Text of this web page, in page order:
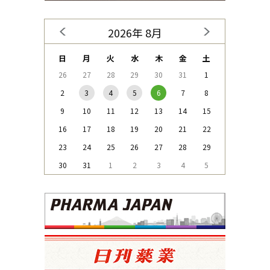
2026年 8月
日 月 火 水 木 金 土
26 27 28 29 30 31
1
2
3 4 5 6 7
8
9
10 11 12 13 14
15
16
17 18 19 20 21
22
23
24 25 26 27 28
29
30
31 1 2 3 4 5